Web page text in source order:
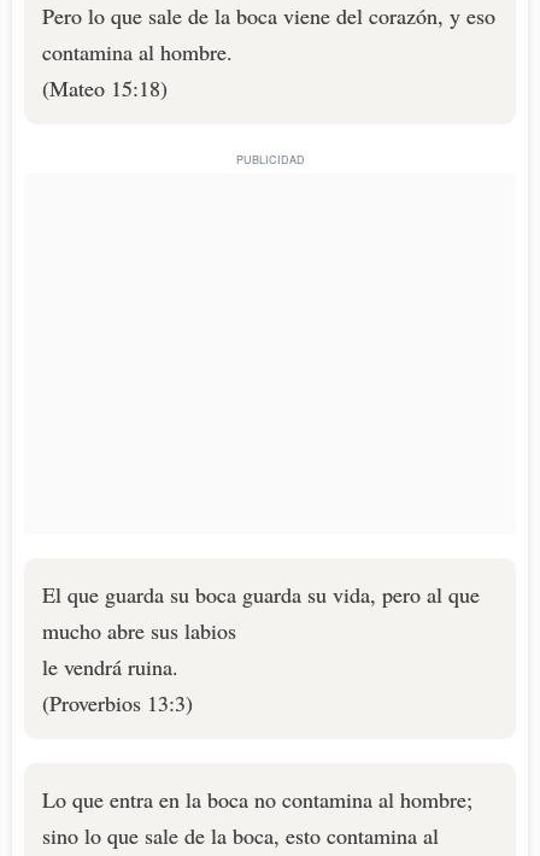
Pero lo que sale de la boca viene del corazón, y eso
contamina al hombre.
(Mateo 15:18)
El que guarda su boca guarda su vida, pero al que
mucho abre sus labios
le vendrá ruina.
(Proverbios 13:3)
Lo que entra en la boca no contamina al hombre;
sino lo que sale de la boca, esto contamina al